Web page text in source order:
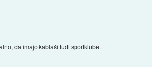
da imajo kablaši tudi sportklube.